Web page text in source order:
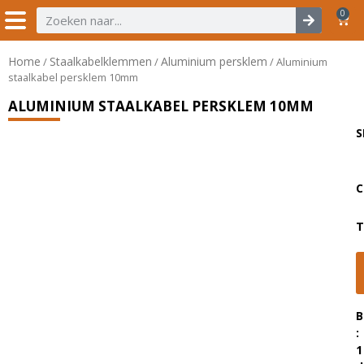
0
Home / Staalkabelklemmen /Aluminium persklem / Aluminium
staalkabel persklem 10mm
ALUMINIUM STAALKABEL PERSKLEM 10MM
:
1